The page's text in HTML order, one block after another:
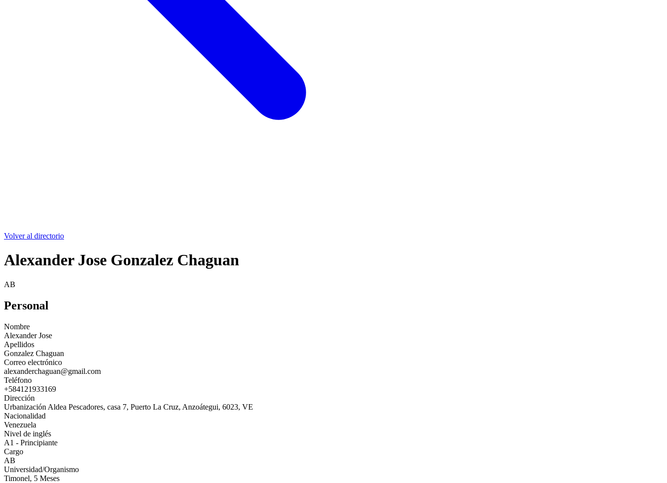
Volver al directorio
Alexander Jose Gonzalez Chaguan
AB
Personal
Nombre
Alexander Jose
Apellidos
Gonzalez Chaguan
Correo electrónico
alexanderchaguan@gmail.com
Teléfono
+584121933169
Dirección
Urbanización Aldea Pescadores, casa 7, Puerto La Cruz, Anzoátegui, 6023, VE
Nacionalidad
Venezuela
Nivel de inglés
A1 - Principiante
Cargo
AB
Universidad/Organismo
Timonel, 5 Meses